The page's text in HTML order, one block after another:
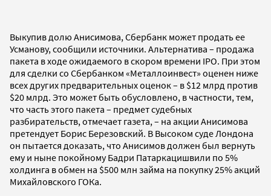
Выкупив долю Анисимова, Сбербанк может продать ее
Усманову, сообщили источники. Альтернатива – продажа
пакета в ходе ожидаемого в скором времени IPO. При этом
для сделки со Сбербанком «Металлоинвест» оценен ниже
всех других предварительных оценок – в $12 млрд против
$20 млрд. Это может быть обусловлено, в частности, тем,
что часть этого пакета – предмет судебных
разбирательств, отмечает газета, – на акции Анисимова
претендует Борис Березовский. В Высоком суде Лондона
он пытается доказать, что Анисимов должен был вернуть
ему и ныне покойному Бадри Патаркацишвили по 5%
холдинга в обмен на $500 млн займа на покупку 25% акций
Михайловского ГОКа.